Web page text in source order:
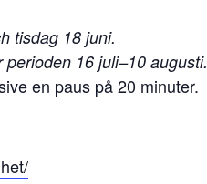
tisdag 18 juni.
16 juli–10 augusti.
en paus på 20 minuter.